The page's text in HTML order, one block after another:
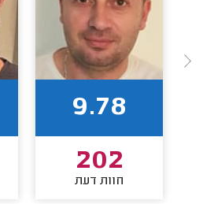
9.78
202
חוות דעת